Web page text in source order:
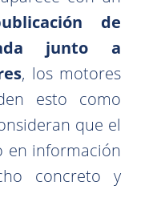
de
junto a
, los motores
esto como
que el
en información
concreto y